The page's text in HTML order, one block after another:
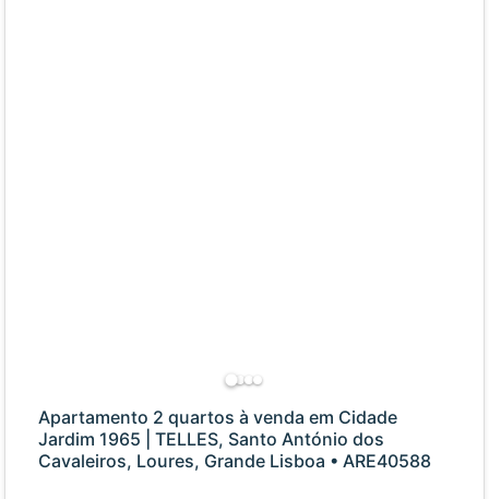
Apartamento 2 quartos à venda em Cidade
Jardim 1965 | TELLES, Santo António dos
Cavaleiros, Loures, Grande Lisboa • ARE40588